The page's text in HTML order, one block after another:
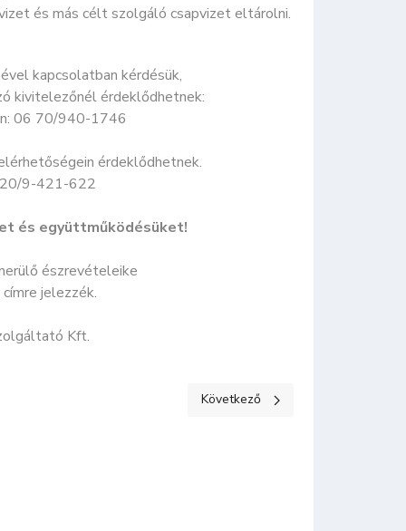
és más célt szolgáló csapvizet eltárolni.
kapcsolatban kérdésük,
kivitelezőnél érdeklődhetnek:
06 70/940-1746
érdeklődhetnek.
9-421-622
és együttműködésüket!
észrevételeike
jelezzék.
Kft.
Következő cikk: Ismét áramszünet
Következő